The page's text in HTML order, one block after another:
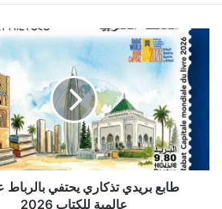
طابع
بريدي
تذكاري
يحتفي
بالرباط
عاصمة
عالمية
للكتاب
2026
طابع بريدي تذكاري يحتفي
عالمية للكتاب 2026